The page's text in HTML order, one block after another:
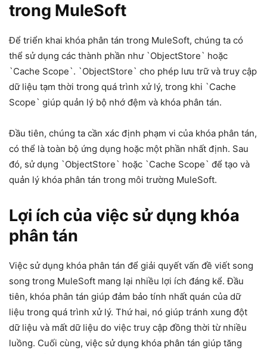
trong MuleSoft
Để triển khai khóa phân tán trong MuleSoft, chúng ta có
thể sử dụng các thành phần như `ObjectStore` hoặc
`Cache Scope`. `ObjectStore` cho phép lưu trữ và truy cập
dữ liệu tạm thời trong quá trình xử lý, trong khi `Cache
Scope` giúp quản lý bộ nhớ đệm và khóa phân tán.
Đầu tiên, chúng ta cần xác định phạm vi của khóa phân tán,
có thể là toàn bộ ứng dụng hoặc một phần nhất định. Sau
đó, sử dụng `ObjectStore` hoặc `Cache Scope` để tạo và
quản lý khóa phân tán trong môi trường MuleSoft.
Lợi ích của việc sử dụng khóa
phân tán
Việc sử dụng khóa phân tán để giải quyết vấn đề viết song
song trong MuleSoft mang lại nhiều lợi ích đáng kể. Đầu
tiên, khóa phân tán giúp đảm bảo tính nhất quán của dữ
liệu trong quá trình xử lý. Thứ hai, nó giúp tránh xung đột
dữ liệu và mất dữ liệu do việc truy cập đồng thời từ nhiều
luồng. Cuối cùng, việc sử dụng khóa phân tán giúp tăng